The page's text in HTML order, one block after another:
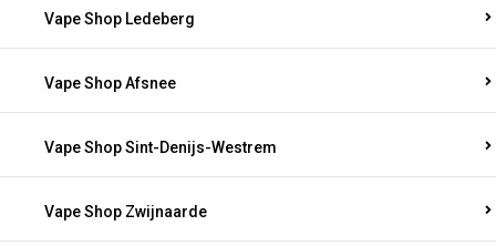
Vape Shop Ledeberg
Vape Shop Afsnee
Vape Shop Sint-Denijs-Westrem
Vape Shop Zwijnaarde